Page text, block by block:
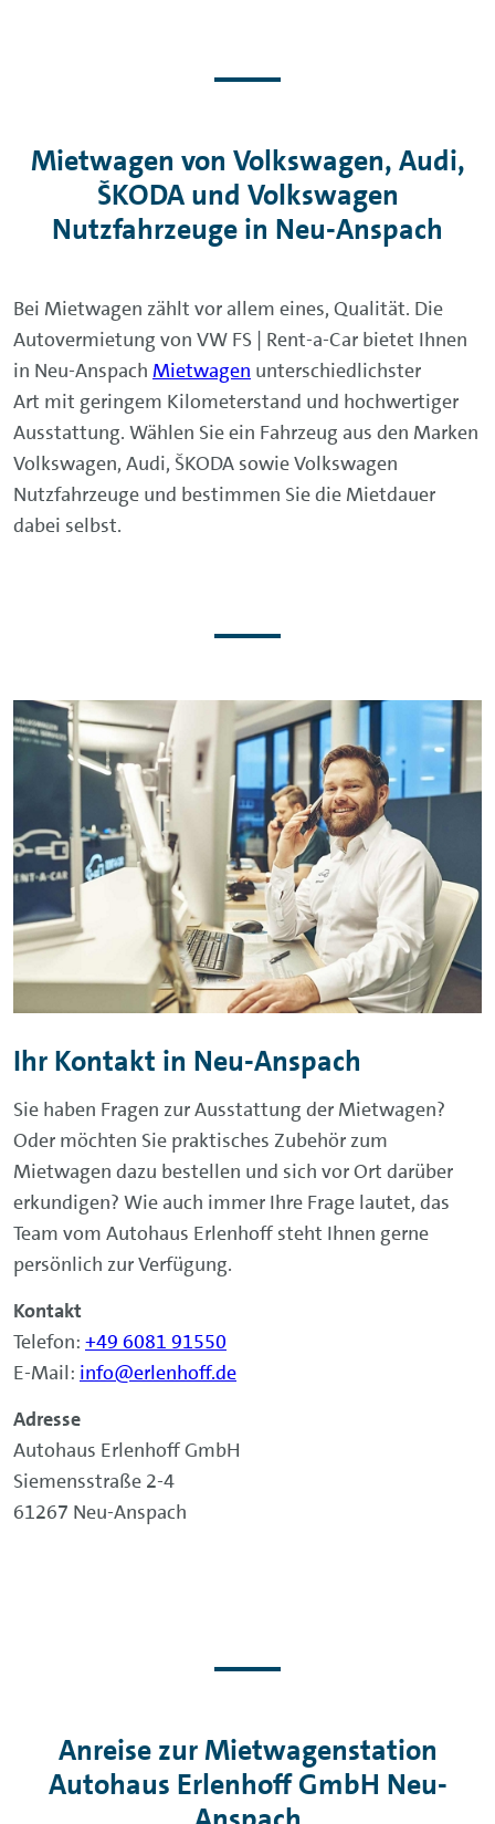
Mietwagen von Volkswagen, Audi,
ŠKODA und Volkswagen
Nutzfahrzeuge in Neu-Anspach
Bei Mietwagen zählt vor allem eines, Qualität. Die
Autovermietung von VW FS | Rent-a-Car bietet Ihnen
in Neu-Anspach Mietwagen unterschiedlichster
Art mit geringem Kilometerstand und hochwertiger
Ausstattung. Wählen Sie ein Fahrzeug aus den Marken
Volkswagen, Audi, ŠKODA sowie Volkswagen
Nutzfahrzeuge und bestimmen Sie die Mietdauer
dabei selbst.
Ihr Kontakt in Neu-Anspach
Sie haben Fragen zur Ausstattung der Mietwagen?
Oder möchten Sie praktisches Zubehör zum
Mietwagen dazu bestellen und sich vor Ort darüber
erkundigen? Wie auch immer Ihre Frage lautet, das
Team vom Autohaus Erlenhoff steht Ihnen gerne
persönlich zur Verfügung.
Kontakt
Telefon: +49 6081 91550
E-Mail: info@erlenhoff.de
Adresse
Autohaus Erlenhoff GmbH
Siemensstraße 2-4
61267 Neu-Anspach
Anreise zur Mietwagenstation
Autohaus Erlenhoff GmbH Neu-